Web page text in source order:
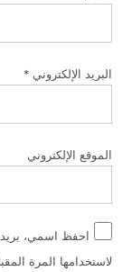
البريد الإلكتروني*
الموقع الإلكتروني
احفظ اسمي،
لاستخدامها المرة